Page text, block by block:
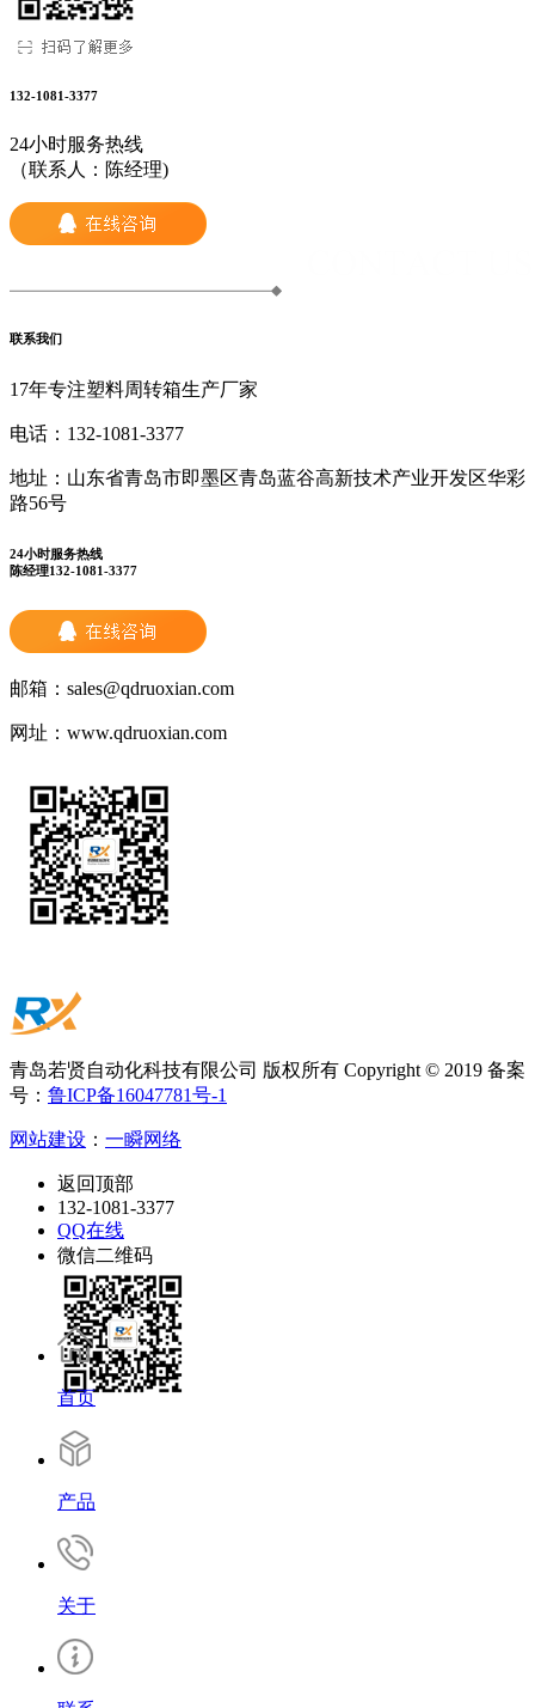
132-1081-3377
24小时服务热线
（联系人：陈经理)
联系我们
17年专注塑料周转箱生产厂家
电话： 132-1081-3377
地址： 山东省青岛市即墨区青岛蓝谷高新技术产业开发区华彩
路56号
24小时服务热线
陈经理132-1081-3377
邮箱： sales@qdruoxian.com
网址： www.qdruoxian.com
青岛若贤自动化科技有限公司 版权所有 Copyright © 2019 备案
号： 鲁ICP备16047781号-1
网站建设 ： 一瞬网络
返回顶部
132-1081-3377
QQ在线
微信二维码
首页
产品
关于